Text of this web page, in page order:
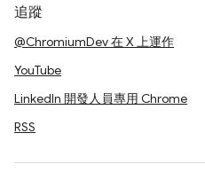
追蹤
@ChromiumDev 在 X 上運作
YouTube
LinkedIn 開發人員專用 Chrome
RSS